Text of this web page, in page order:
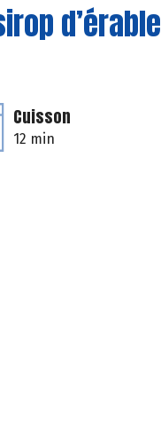
d’érable
Cuisson
12 min